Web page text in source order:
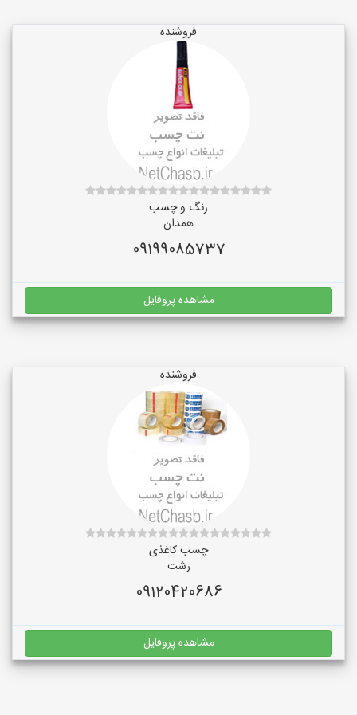
فروشنده
رنگ و چسب
همدان
09199085737
مشاهده پروفایل
فروشنده
چسب کاغذی
رشت
09120420686
مشاهده پروفایل